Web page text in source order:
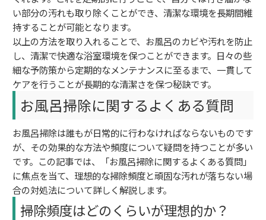
い部分の汚れも取り除くことができ、清潔な環境を長期間維
持することが可能となります。
以上の方法を取り入れることで、お風呂のカビや汚れを防止
し、清潔で快適な浴室環境を保つことができます。日々の些
細な予防策から定期的なメンテナンスに至るまで、一貫して
ケアを行うことが長期的な清潔さを保つ秘訣です。
お風呂掃除に関するよくある質問
お風呂掃除は誰もが日常的に行わなければならないものです
が、その効果的な方法や頻度について疑問を持つことが多い
です。この記事では、「お風呂掃除に関するよくある質問」
に焦点を当て、理想的な掃除頻度と頑固な汚れが落ちない場
合の対処法について詳しく解説します。
掃除頻度はどのくらいが理想的か？